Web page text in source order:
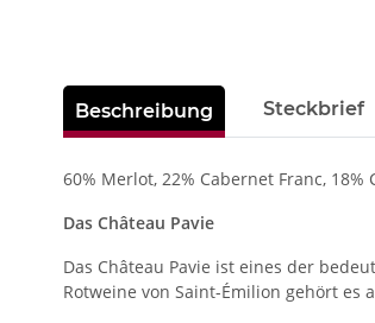
weitere Registerkarten anzeigen
Beschreibung Steckbrief
60% Merlot, 22% Cabernet Franc, 18%
Das Château Pavie
Das Château Pavie ist eines der
Rotweine von Saint-Émilion gehört es